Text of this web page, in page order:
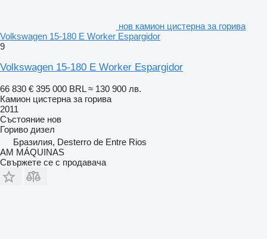
нов камион цистерна за горива
Volkswagen 15-180 E Worker Espargidor
9
Volkswagen 15-180 E Worker Espargidor
66 830 € 395 000 BRL ≈ 130 900 лв.
Камион цистерна за горива
2011
Състояние нов
Гориво дизел
Бразилия, Desterro de Entre Rios
AM MÁQUINAS
Свържете се с продавача